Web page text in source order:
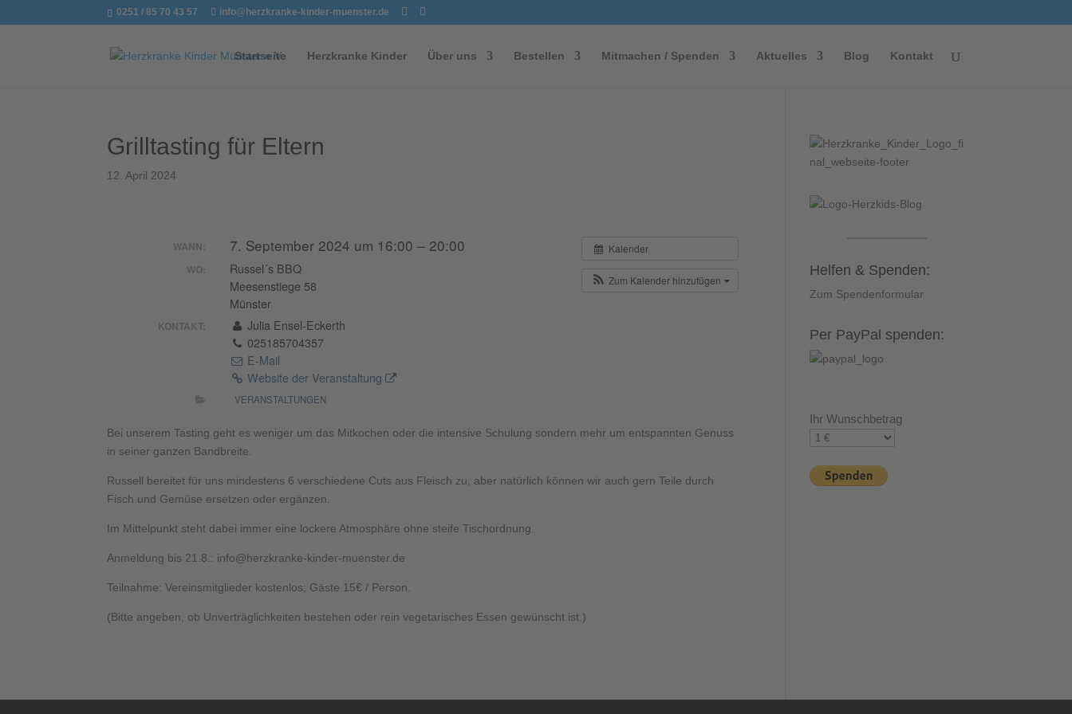
0251 / 85 70 43 57 info@herzkranke-kinder-muenster.de
Startseite Herzkranke Kinder Über uns Bestellen Mitmachen / Spenden Aktuelles Blog Kontakt
Grilltasting für Eltern
12. April 2024
Kalender
Zum Kalender hinzufügen
WANN: 7. September 2024 um 16:00 – 20:00
WO:
Russel´s BBQ
Meesenstiege 58
Münster
KONTAKT:
Julia Ensel-Eckerth
025185704357
E-Mail
Website der Veranstaltung
VERANSTALTUNGEN
Bei unserem Tasting geht es weniger um das Mitkochen oder die intensive Schulung sondern mehr um entspannten Genuss
in seiner ganzen Bandbreite.
Russell bereitet für uns mindestens 6 verschiedene Cuts aus Fleisch zu, aber natürlich können wir auch gern Teile durch
Fisch und Gemüse ersetzen oder ergänzen.
Im Mittelpunkt steht dabei immer eine lockere Atmosphäre ohne steife Tischordnung.
Anmeldung bis 21.8.: info@herzkranke-kinder-muenster.de
Teilnahme: Vereinsmitglieder kostenlos; Gäste 15€ / Person.
(Bitte angeben, ob Unverträglichkeiten bestehen oder rein vegetarisches Essen gewünscht ist.)
Helfen & Spenden:
Zum Spendenformular
Per PayPal spenden:
Ihr Wunschbetrag